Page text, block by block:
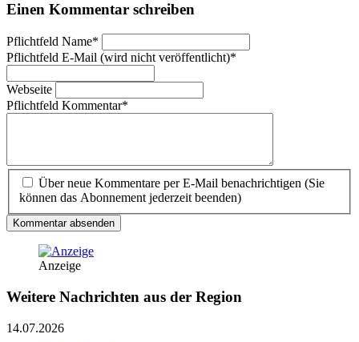
Einen Kommentar schreiben
Pflichtfeld Name*
Pflichtfeld E-Mail (wird nicht veröffentlicht)*
Webseite
Pflichtfeld Kommentar*
Über neue Kommentare per E-Mail benachrichtigen (Sie
können das Abonnement jederzeit beenden)
Kommentar absenden
Anzeige
Weitere Nachrichten aus der Region
14.07.2026